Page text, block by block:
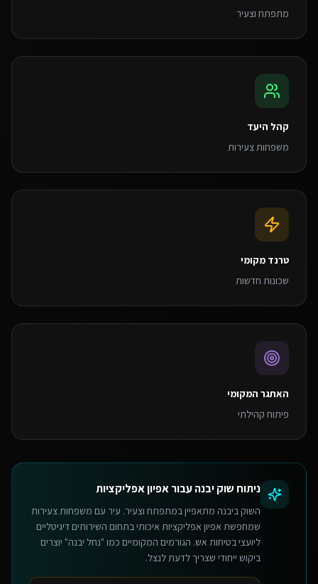
מתפתח וצעיר
קהל היעד
משפחות צעירות
טרנד מקומי
שכונות חדשות
האתגר המקומי
פיתוח קהילתי
ניתוח שוקיבנהעבוראפיון אפליקציות
השוק ביבנה מתאפיין במתפתח וצעיר. עיר עם משפחות צעירות
שמחפשת אפיון אפליקציות איכותי בתחום השירותים דיגיטליים
ליועצי בטיחות אש. הגורמים המקומיים כמו "נחל יבנה" יוצרים
ביקוש ייחודי שצריך לדעת לנצל.